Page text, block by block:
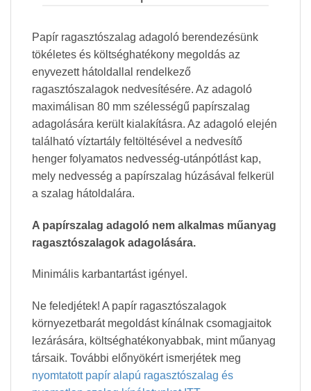
Papír ragasztószalag adagoló berendezésünk
tökéletes és költséghatékony megoldás az
enyvezett hátoldallal rendelkező
ragasztószalagok nedvesítésére. Az adagoló
maximálisan 80 mm szélességű papírszalag
adagolására került kialakításra. Az adagoló elején
található víztartály feltöltésével a nedvesítő
henger folyamatos nedvesség-utánpótlást kap,
mely nedvesség a papírszalag húzásával felkerül
a szalag hátoldalára.
A papírszalag adagoló nem alkalmas műanyag
ragasztószalagok adagolására.
Minimális karbantartást igényel.
Ne feledjétek! A papír ragasztószalagok
környezetbarát megoldást kínálnak csomagjaitok
lezárására, költséghatékonyabbak, mint műanyag
társaik. További előnyökért ismerjétek meg
nyomtatott papír alapú ragasztószalag és